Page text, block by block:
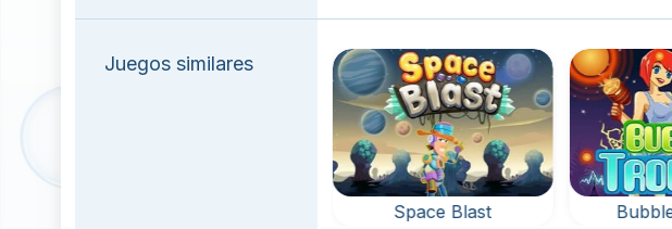
Juegos similares
Space Blast